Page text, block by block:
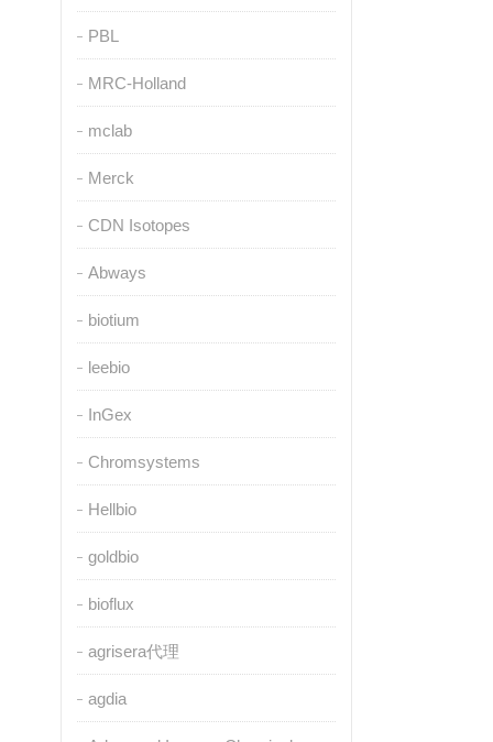
PBL
MRC-Holland
mclab
Merck
CDN Isotopes
Abways
biotium
leebio
InGex
Chromsystems
Hellbio
goldbio
bioflux
agrisera代理
agdia